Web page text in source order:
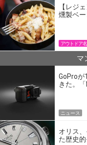
【レジ
燻製ベ
アウトドア
マ
GoProが
きた。
ニュース
オリス
た歴史